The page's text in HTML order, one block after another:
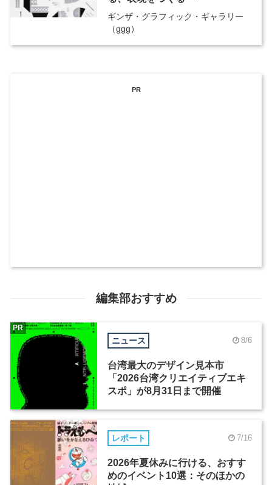
ギンザ・グラフィック・ギャラリー
（ggg）
PR
編集部おすすめ
ニュース 8/6
台湾最大のデザイン見本市
「2026台湾クリエイティブエキ
スポ」が8月31日まで開催
PR
レポート 7/16
2026年夏休みに行ける、おすす
めのイベント10選：そのほかの